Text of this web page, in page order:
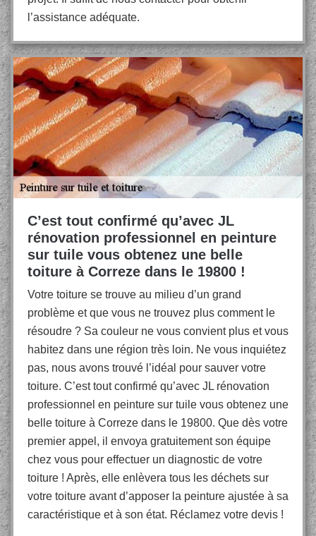
l’assistance adéquate.
C’est tout confirmé qu’avec JL
rénovation professionnel en peinture
sur tuile vous obtenez une belle
toiture à Correze dans le 19800 !
Votre toiture se trouve au milieu d’un grand
problème et que vous ne trouvez plus comment le
résoudre ? Sa couleur ne vous convient plus et vous
habitez dans une région très loin. Ne vous inquiétez
pas, nous avons trouvé l’idéal pour sauver votre
toiture. C’est tout confirmé qu’avec JL rénovation
professionnel en peinture sur tuile vous obtenez une
belle toiture à Correze dans le 19800. Que dès votre
premier appel, il envoya gratuitement son équipe
chez vous pour effectuer un diagnostic de votre
toiture ! Après, elle enlèvera tous les déchets sur
votre toiture avant d’apposer la peinture ajustée à sa
caractéristique et à son état. Réclamez votre devis !